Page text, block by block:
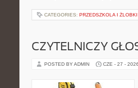
CATEGORIES: PRZEDSZKOLA I ŻLOBKI
CZYTELNICZY
POSTED BY ADMIN CZE - 27 - 2026